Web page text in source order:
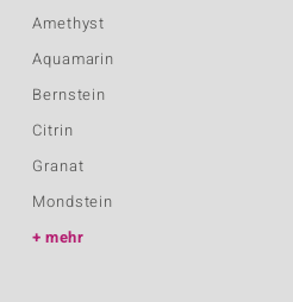
Amethyst
Aquamarin
Bernstein
Citrin
Granat
Mondstein
mehr